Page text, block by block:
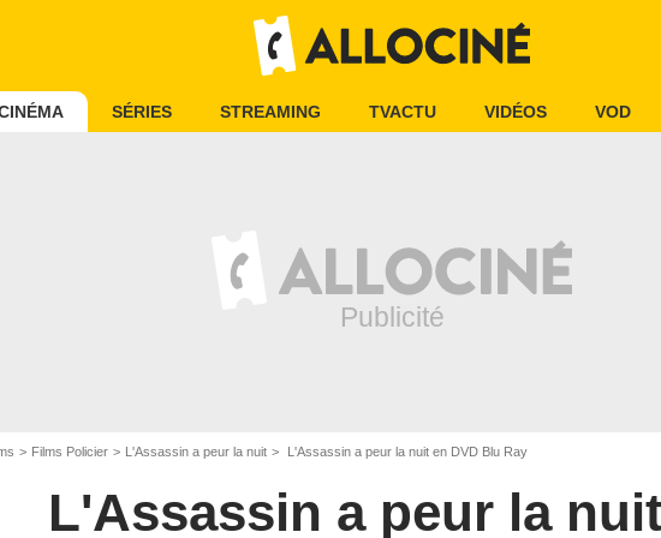
SÉRIES STREAMING TVACTU VIDÉOS VOD
Films Policier L'Assassin a peur la nuit L'Assassin a peur la nuit en DVD Blu Ray
L'Assassin a peur la